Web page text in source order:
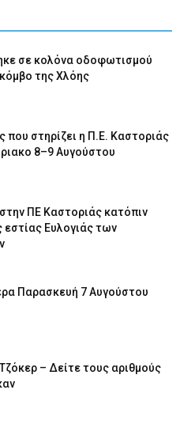
σε κολόνα οδοφωτισμού
της Χλόης
που στηρίζει η Π.Ε. Καστοριάς
8–9 Αυγούστου
ΠΕ Καστοριάς κατόπιν
εστίας Ευλογιάς των
Παρασκευή 7 Αυγούστου
– Δείτε τους αριθμούς